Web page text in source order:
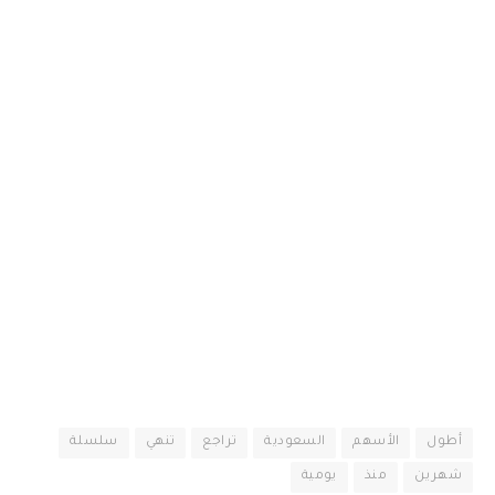
أطول الأسهم السعودية تراجع تنهي سلسلة
شهرين منذ يومية